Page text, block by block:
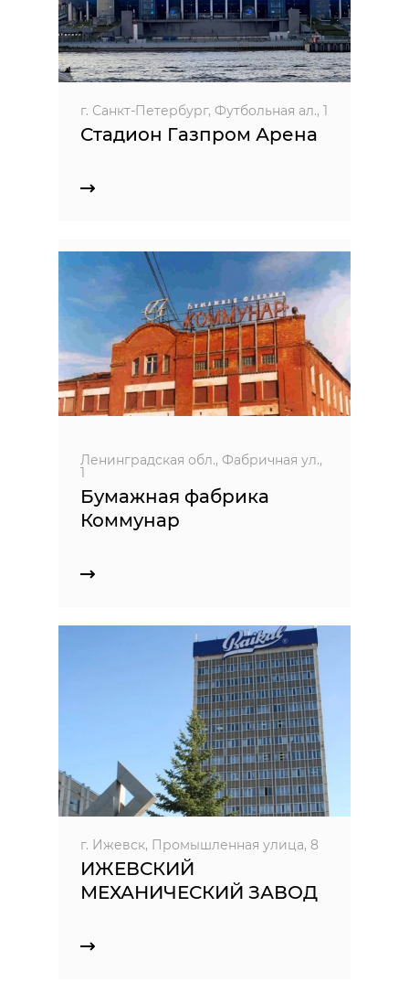
г. Санкт-Петербург, Футбольная ал., 1
Стадион Газпром Арена
Ленинградская обл., Фабричная ул.,
1
Бумажная фабрика
Коммунар
г. Ижевск, Промышленная улица, 8
ИЖЕВСКИЙ
МЕХАНИЧЕСКИЙ ЗАВОД